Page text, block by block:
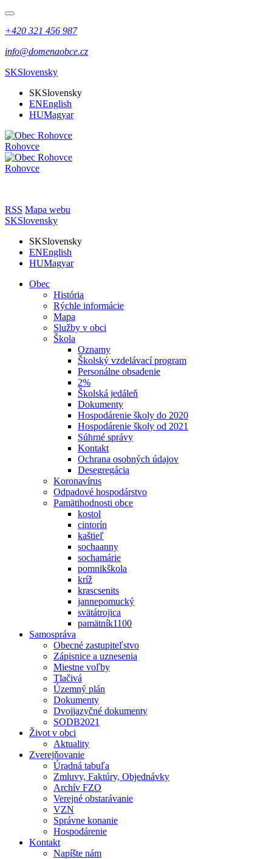
+420 321 456 987
info@domenaobce.cz
SKSlovensky
SKSlovensky
ENEnglish
HUMagyar
Rohovce
Rohovce
RSS Mapa webu
SKSlovensky
SKSlovensky
ENEnglish
HUMagyar
Obec
História
Rýchle informácie
Mapa
Služby v obci
Škola
Oznamy
Školský vzdelávací program
Personálne obsadenie
2%
Školská jedáleň
Dokumenty
Hospodárenie školy do 2020
Hospodárenie školy od 2021
Súhrné správy
Kontakt
Ochrana osobných údajov
Desegregácia
Koronavírus
Odpadové hospodárstvo
Pamätihodnosti obce
kostol
cintorín
kaštieľ
sochaanny
sochamárie
pomnikškola
kríž
krascsenits
jannepomucký
svätátrojica
pamätník1100
Samospráva
Obecné zastupiteľstvo
Zápisnice a uznesenia
Miestne voľby
Tlačivá
Územný plán
Dokumenty
Dvojjazyčné dokumenty
SODB2021
Život v obci
Aktuality
Zverejňovanie
Úradná tabuľa
Zmluvy, Faktúry, Objednávky
Archív FZO
Verejné obstarávanie
VZN
Správne konanie
Hospodárenie
Kontakt
Napíšte nám